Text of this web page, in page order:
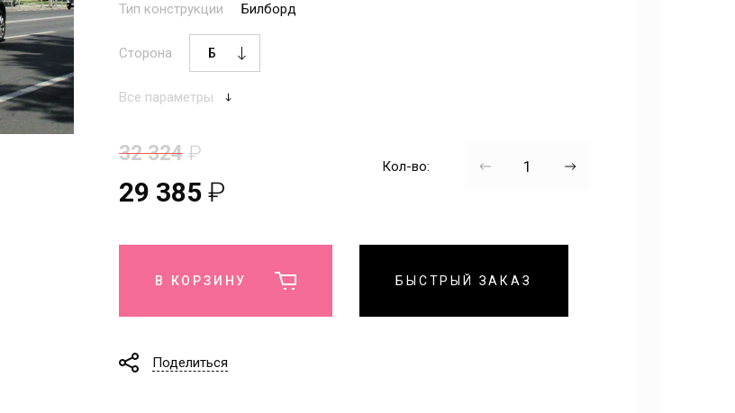
Тип конструкции Билборд
Сторона
Все параметры
32 324 ₽
29 385 ₽
Кол-во:
В КОРЗИНУ БЫСТРЫЙ ЗАКАЗ
Поделиться